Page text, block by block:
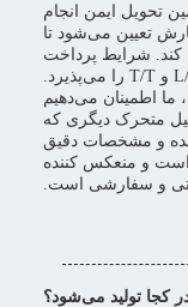
تحویل ایمن انجام
تعیین می‌شود تا
کند. شرایط پرداخت
ما اطمینان می‌دهیم
متحرک دیگری که
شده و مشخصات دقیق
است و منعکس کننده
و سفارشی است.